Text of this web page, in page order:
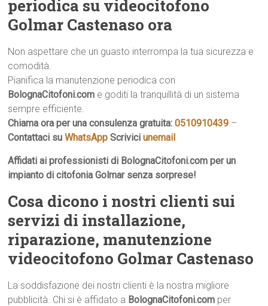
periodica su videocitofono
Golmar Castenaso ora
Non aspettare che un guasto interrompa la tua sicurezza e
comodità.
Pianifica la manutenzione periodica con
BolognaCitofoni.com e goditi la tranquillità di un sistema
sempre efficiente.
Chiama ora per una consulenza gratuita:0510910439 –
Contattaci suWhatsApp Scriviciunemail
Affidati ai professionisti di BolognaCitofoni.com per un
impianto di citofonia Golmar senza sorprese!
Cosa dicono i nostri clienti sui
servizi di installazione,
riparazione, manutenzione
videocitofono Golmar Castenaso
La soddisfazione dei nostri clienti è la nostra migliore
pubblicità. Chi si è affidato a BolognaCitofoni.com per